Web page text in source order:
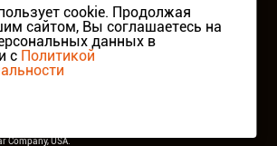
характер и ни
публичной офертой.
права защищены.
дистрибьютор
поддержке
Company, USA.
cookie. Продолжая
сайтом, Вы соглашаетесь на
данных в
с Политикой